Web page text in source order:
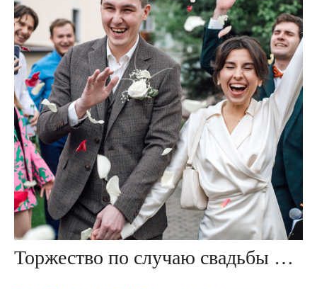
Торжество по случаю свадьбы ⚜ Никиты & Анастасии ⚜